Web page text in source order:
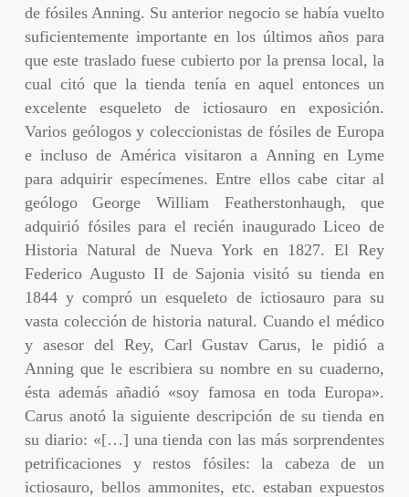
de fósiles Anning. Su anterior negocio se había vuelto
suficientemente importante en los últimos años para
que este traslado fuese cubierto por la prensa local, la
cual citó que la tienda tenía en aquel entonces un
excelente esqueleto de ictiosauro en exposición.
Varios geólogos y coleccionistas de fósiles de Europa
e incluso de América visitaron a Anning en Lyme
para adquirir especímenes. Entre ellos cabe citar al
geólogo George William Featherstonhaugh, que
adquirió fósiles para el recién inaugurado Liceo de
Historia Natural de Nueva York en 1827. El Rey
Federico Augusto II de Sajonia visitó su tienda en
1844 y compró un esqueleto de ictiosauro para su
vasta colección de historia natural. Cuando el médico
y asesor del Rey, Carl Gustav Carus, le pidió a
Anning que le escribiera su nombre en su cuaderno,
ésta además añadió «soy famosa en toda Europa».
Carus anotó la siguiente descripción de su tienda en
su diario: «[…] una tienda con las más sorprendentes
petrificaciones y restos fósiles: la cabeza de un
ictiosauro, bellos ammonites, etc. estaban expuestos